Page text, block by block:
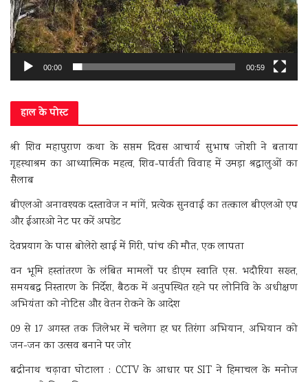
00:00 00:59
हाल के पोस्ट
श्री शिव महापुराण कथा के सप्तम दिवस आचार्य सुभाष जोशी ने बताया
गृहस्थाश्रम का आध्यात्मिक महत्व, शिव-पार्वती विवाह में उमड़ा श्रद्धालुओं का
सैलाब
बीएलओ अनावश्यक दस्तावेज न मांगें, प्रत्येक सुनवाई का तत्काल बीएलओ एप
और ईआरओ नेट पर करें अपडेट
देवप्रयाग के पास बोलेरो खाई में गिरी, पांच की मौत, एक लापता
वन भूमि हस्तांतरण के लंबित मामलों पर डीएम स्वाति एस. भदौरिया सख्त,
समयबद्ध निस्तारण के निर्देश, बैठक में अनुपस्थित रहने पर लोनिवि के अधीक्षण
अभियंता को नोटिस और वेतन रोकने के आदेश
09 से 17 अगस्त तक जिलेभर में चलेगा हर घर तिरंगा अभियान, अभियान को
जन-जन का उत्सव बनाने पर जोर
बद्रीनाथ चढ़ावा घोटाला : CCTV के आधार पर SIT ने हिमाचल के मनोज